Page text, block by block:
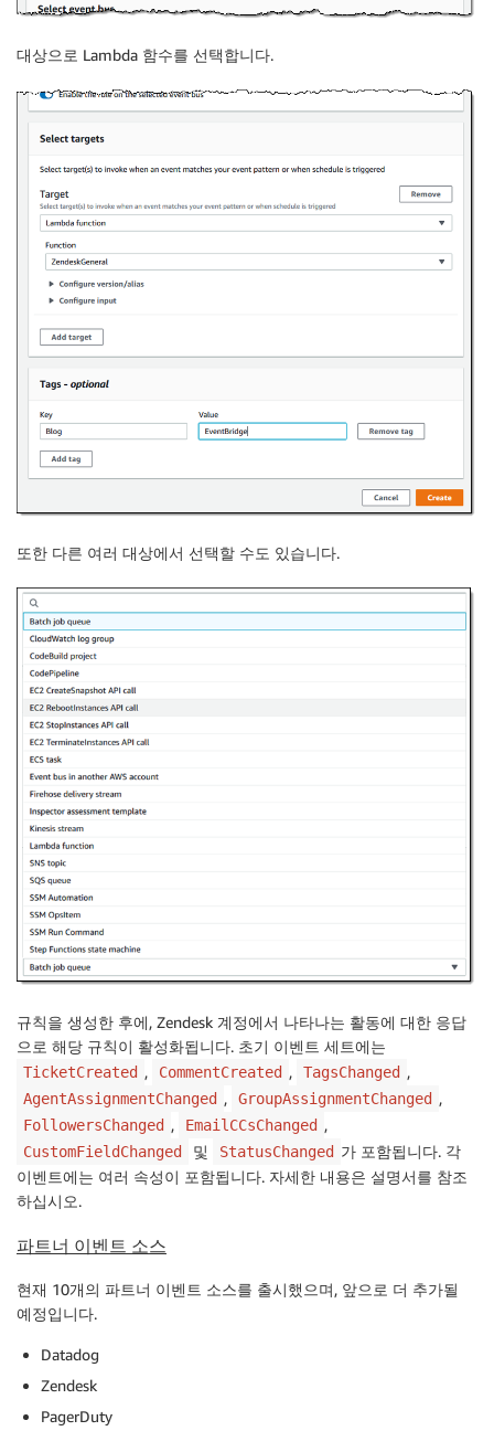
대상으로 Lambda 함수를 선택합니다.
또한 다른 여러 대상에서 선택할 수도 있습니다.
규칙을 생성한 후에, Zendesk 계정에서 나타나는 활동에 대한 응답
으로 해당 규칙이 활성화됩니다. 초기 이벤트 세트에는
TicketCreated , CommentCreated , TagsChanged ,
AgentAssignmentChanged , GroupAssignmentChanged ,
FollowersChanged , EmailCCsChanged ,
CustomFieldChanged 및 StatusChanged 가 포함됩니다. 각
이벤트에는 여러 속성이 포함됩니다. 자세한 내용은 설명서를 참조
하십시오.
파트너 이벤트 소스
현재 10개의 파트너 이벤트 소스를 출시했으며, 앞으로 더 추가될
예정입니다.
Datadog
Zendesk
PagerDuty